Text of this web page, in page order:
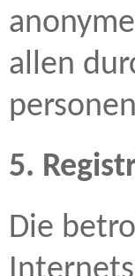
allen
5.
Die